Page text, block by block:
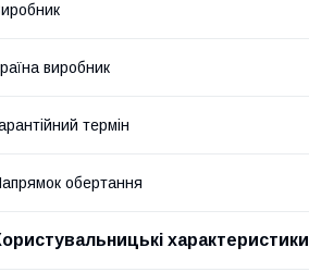
виробник
термін
обертання
характеристики